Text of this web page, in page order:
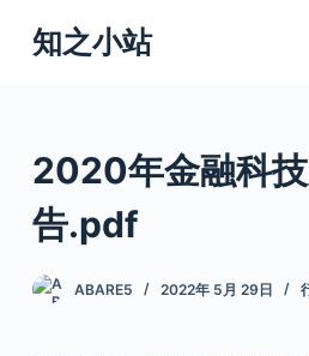
跳
过
知之小站
2020年金融科
告.pdf
ABARE5 2022年 5月 29日